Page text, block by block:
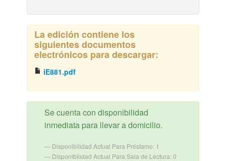
La edición contiene los
siguientes documentos
electrónicos para descargar:
iE881.pdf
Se cuenta con disponibilidad
inmediata para llevar a domicilio.
Disponibilidad Actual Para Préstamo: 1
Disponibilidad Actual Para Sala de Lectura: 0